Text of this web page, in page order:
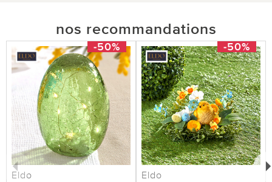
nos recommandations
-50%
Eldo
-50%
Eldo